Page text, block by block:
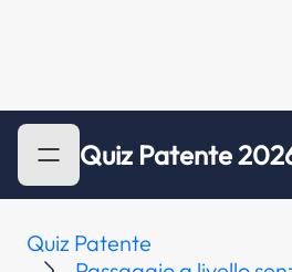
Quiz Patente
Quiz Patente